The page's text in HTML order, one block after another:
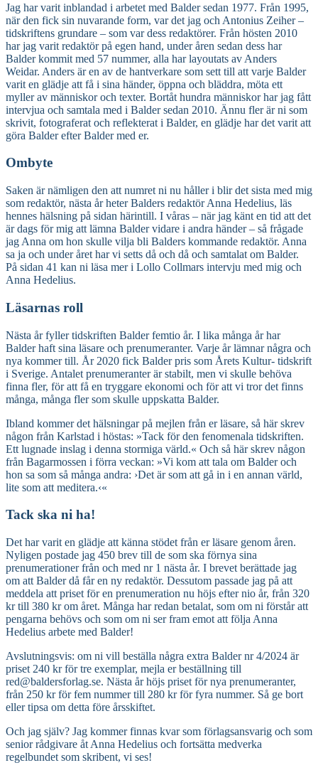
Jag har varit inblandad i arbetet med Balder sedan 1977. Från 1995,
när den fick sin nuvarande form, var det jag och Antonius Zeiher –
tidskriftens grundare – som var dess redaktörer. Från hösten 2010
har jag varit redaktör på egen hand, under åren sedan dess har
Balder kommit med 57 nummer, alla har layoutats av Anders
Weidar. Anders är en av de hantverkare som sett till att varje Balder
varit en glädje att få i sina händer, öppna och bläddra, möta ett
myller av människor och texter. Bortåt hundra människor har jag fått
intervjua och samtala med i Balder sedan 2010. Ännu fler är ni som
skrivit, fotograferat och reflekterat i Balder, en glädje har det varit att
göra Balder efter Balder med er.
Ombyte
Saken är nämligen den att numret ni nu håller i blir det sista med mig
som redaktör, nästa år heter Balders redaktör Anna Hedelius, läs
hennes hälsning på sidan härintill. I våras – när jag känt en tid att det
är dags för mig att lämna Balder vidare i andra händer – så frågade
jag Anna om hon skulle vilja bli Balders kommande redaktör. Anna
sa ja och under året har vi setts då och då och samtalat om Balder.
På sidan 41 kan ni läsa mer i Lollo Collmars intervju med mig och
Anna Hedelius.
Läsarnas roll
Nästa år fyller tidskriften Balder femtio år. I lika många år har
Balder haft sina läsare och prenumeranter. Varje år lämnar några och
nya kommer till. År 2020 fick Balder pris som Årets Kultur- tidskrift
i Sverige. Antalet prenumeranter är stabilt, men vi skulle behöva
finna fler, för att få en tryggare ekonomi och för att vi tror det finns
många, många fler som skulle uppskatta Balder.
Ibland kommer det hälsningar på mejlen från er läsare, så här skrev
någon från Karlstad i höstas: »Tack för den fenomenala tidskriften.
Ett lugnade inslag i denna stormiga värld.« Och så här skrev någon
från Bagarmossen i förra veckan: »Vi kom att tala om Balder och
hon sa som så många andra: ›Det är som att gå in i en annan värld,
lite som att meditera.‹«
Tack ska ni ha!
Det har varit en glädje att känna stödet från er läsare genom åren.
Nyligen postade jag 450 brev till de som ska förnya sina
prenumerationer från och med nr 1 nästa år. I brevet berättade jag
om att Balder då får en ny redaktör. Dessutom passade jag på att
meddela att priset för en prenumeration nu höjs efter nio år, från 320
kr till 380 kr om året. Många har redan betalat, som om ni förstår att
pengarna behövs och som om ni ser fram emot att följa Anna
Hedelius arbete med Balder!
Avslutningsvis: om ni vill beställa några extra Balder nr 4/2024 är
priset 240 kr för tre exemplar, mejla er beställning till
red@baldersforlag.se. Nästa år höjs priset för nya prenumeranter,
från 250 kr för fem nummer till 280 kr för fyra nummer. Så ge bort
eller tipsa om detta före årsskiftet.
Och jag själv? Jag kommer finnas kvar som förlagsansvarig och som
senior rådgivare åt Anna Hedelius och fortsätta medverka
regelbundet som skribent, vi ses!